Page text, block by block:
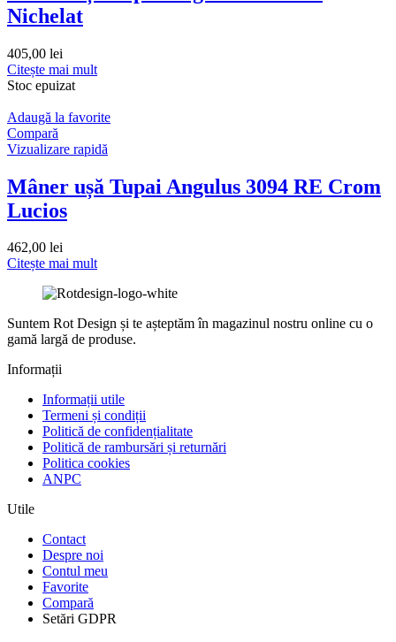
Nichelat
405,00 lei
Citește mai mult
Stoc epuizat
Adaugă la favorite
Compară
Vizualizare rapidă
Mâner ușă Tupai Angulus 3094 RE Crom
Lucios
462,00 lei
Citește mai mult
Suntem Rot Design și te așteptăm în magazinul nostru online cu o
gamă largă de produse.
Informații
Informații utile
Termeni și condiții
Politică de confidențialitate
Politică de rambursări și returnări
Politica cookies
ANPC
Utile
Contact
Despre noi
Contul meu
Favorite
Compară
Setări GDPR